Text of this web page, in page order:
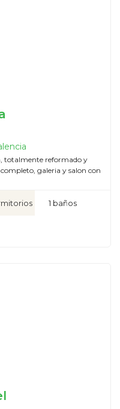
totalmente reformado y
galeria y salon con
1 baños